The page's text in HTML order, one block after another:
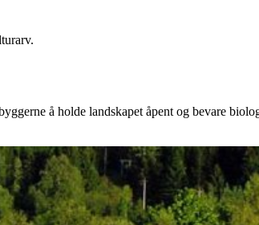
å holde landskapet åpent og bevare